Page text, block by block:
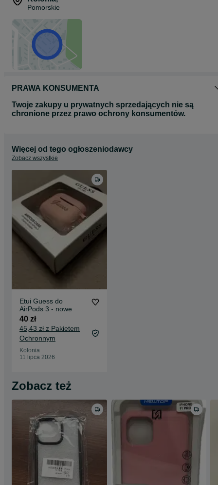
• Chroni tył telefonu przed zarysowaniami
• Smukła nakładka na telefon
• Poddane procesom utwardzania przez światło UV
Zestaw zawiera:
1 x Etui Kingxbar używane w bdb stanie
1 x Etui przezroczyste używane
Oryginalne opakowanie do Kingxbar
Pomorskie
PRAWA KONSUMENTA
Twoje zakupy u prywatnych sprzedających nie są
chronione przez prawo ochrony konsumentów.
Więcej od tego ogłoszeniodawcy
Zobacz wszystkie
Etui Guess do
AirPods 3 - nowe
40 zł
45,43 zł z Pakietem
Ochronnym
Kolonia
11 lipca 2026
Zobacz też